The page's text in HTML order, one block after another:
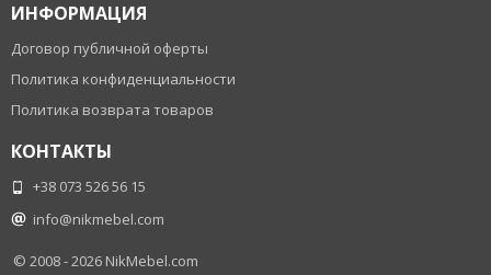
ИНФОРМАЦИЯ
Договор публичной оферты
Политика конфиденциальности
Политика возврата товаров
КОНТАКТЫ
+38 073 526 56 15
info@nikmebel.com
© 2008 - 2026 NikMebel.com